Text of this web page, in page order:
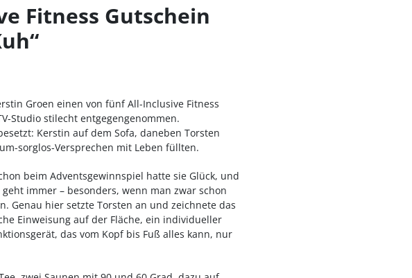
Fitness Gutschein
Groen einen von fünf All-Inclusive Fitness
Studio stilecht entgegengenommen.
Kerstin auf dem Sofa, daneben Torsten
sorglos-Versprechen mit Leben füllten.
beim Adventsgewinnspiel hatte sie Glück, und
immer – besonders, wenn man zwar schon
Genau hier setzte Torsten an und zeichnete das
Einweisung auf der Fläche, ein individueller
das vom Kopf bis Fuß alles kann, nur